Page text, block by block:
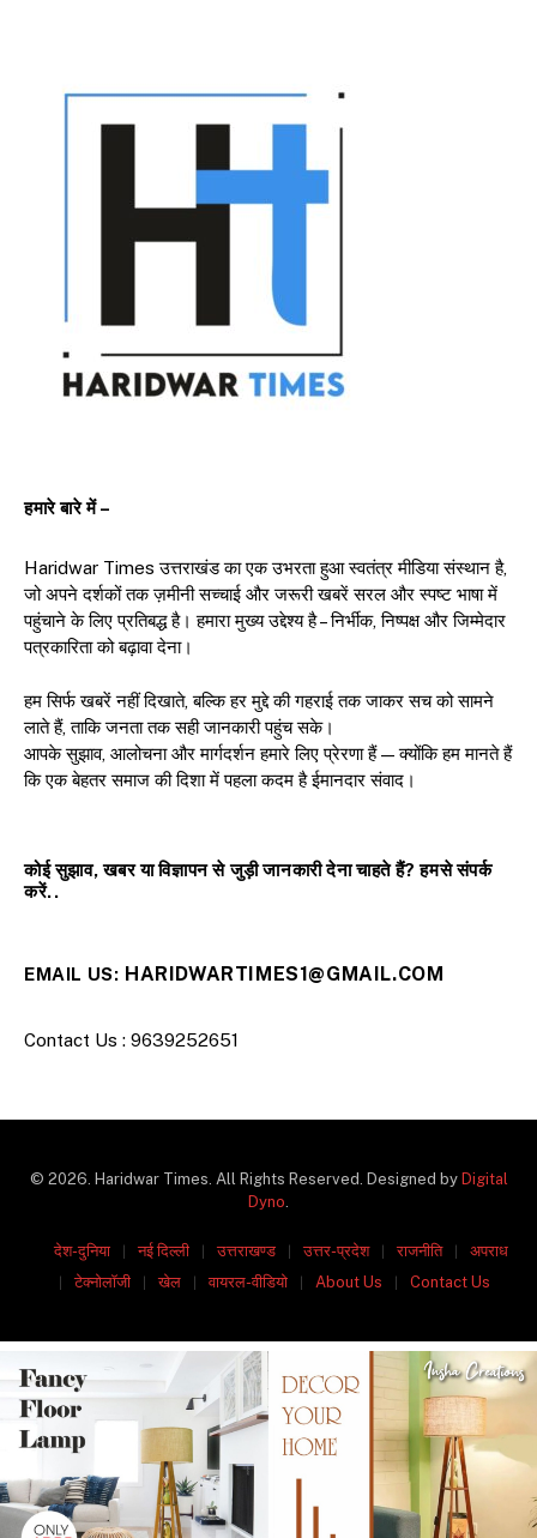
हमारे बारे में –
Haridwar Times उत्तराखंड का एक उभरता हुआ स्वतंत्र मीडिया संस्थान है,
जो अपने दर्शकों तक ज़मीनी सच्चाई और जरूरी खबरें सरल और स्पष्ट भाषा में
पहुंचाने के लिए प्रतिबद्ध है। हमारा मुख्य उद्देश्य है – निर्भीक, निष्पक्ष और जिम्मेदार
पत्रकारिता को बढ़ावा देना।
हम सिर्फ खबरें नहीं दिखाते, बल्कि हर मुद्दे की गहराई तक जाकर सच को सामने
लाते हैं, ताकि जनता तक सही जानकारी पहुंच सके।
आपके सुझाव, आलोचना और मार्गदर्शन हमारे लिए प्रेरणा हैं — क्योंकि हम मानते हैं
कि एक बेहतर समाज की दिशा में पहला कदम है ईमानदार संवाद।
कोई सुझाव, खबर या विज्ञापन से जुड़ी जानकारी देना चाहते हैं? हमसे संपर्क
करें..
EMAIL US: HARIDWARTIMES1@GMAIL.COM
Contact Us : 9639252651
© 2026. Haridwar Times. All Rights Reserved. Designed by Digital
Dyno
देश-दुनिया नई दिल्ली उत्तराखण्ड उत्तर-प्रदेश राजनीति
अपराध
टेक्नोलॉजी
खेल वायरल-वीडियो About Us Contact Us